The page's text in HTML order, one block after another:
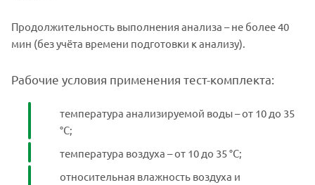
Продолжительность выполнения анализа – не более 40
мин (без учёта времени подготовки к анализу).
Рабочие условия применения тест-комплекта:
температура анализируемой воды – от 10 до 35
°С;
температура воздуха – от 10 до 35 °С;
относительная влажность воздуха и